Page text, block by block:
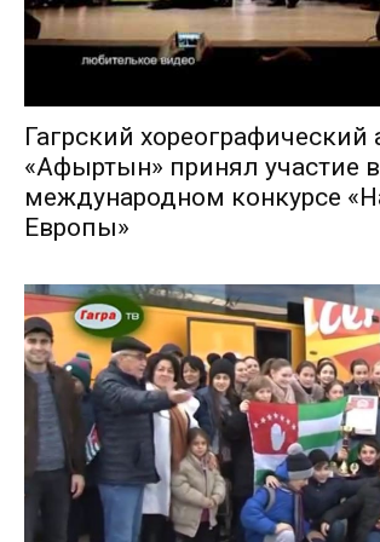
Гагрский хореографический
«Афыртын» принял участие в
международном конкурсе
Европы»